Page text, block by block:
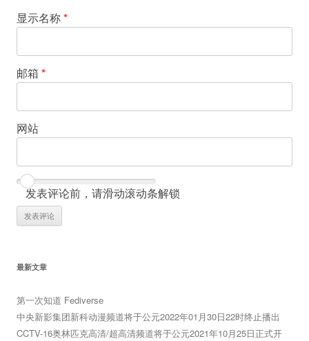
显示名称*
邮箱 *
网站
发表评论前，请滑动滚动条解锁
最新文章
第一次知道 Fediverse
中央新影集团新科动漫频道将于公元2022年01月30日22时终止播出
CCTV-16奥林匹克高清/超高清频道将于公元2021年10月25日正式开